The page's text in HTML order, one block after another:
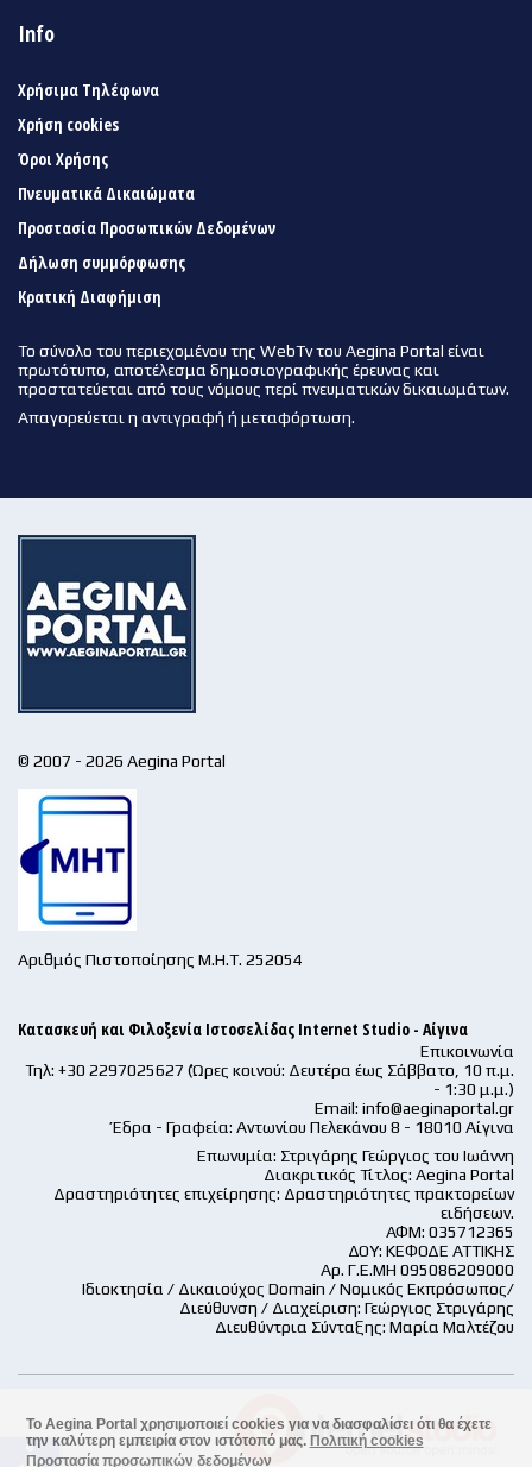
Το Aegina Portal χρησιμοποιεί cookies για να διασφαλίσει ότι θα έχετε
την καλύτερη εμπειρία στον ιστότοπό μας. Πολιτική cookies
Προστασία προσωπικών δεδομένων
Info
Χρήσιμα Τηλέφωνα
Χρήση cookies
Όροι Χρήσης
Πνευματικά Δικαιώματα
Προστασία Προσωπικών Δεδομένων
Δήλωση συμμόρφωσης
Κρατική Διαφήμιση
Το σύνολο του περιεχομένου της WebTv του Aegina Portal είναι
πρωτότυπο, αποτέλεσμα δημοσιογραφικής έρευνας και
προστατεύεται από τους νόμους περί πνευματικών δικαιωμάτων.
Απαγορεύεται η αντιγραφή ή μεταφόρτωση.
© 2007 - 2026 Aegina Portal
Αριθμός Πιστοποίησης Μ.Η.Τ. 252054
Κατασκευή και Φιλοξενία Ιστοσελίδας Internet Studio - Αίγινα
Επικοινωνία
Τηλ: +30 2297025627 (Ώρες κοινού: Δευτέρα έως Σάββατο, 10 π.μ.
- 1:30 μ.μ.)
Email: info@aeginaportal.gr
Έδρα - Γραφεία: Αντωνίου Πελεκάνου 8 - 18010 Αίγινα
Επωνυμία: Στριγάρης Γεώργιος του Ιωάννη
Διακριτικός Τίτλος: Aegina Portal
Δραστηριότητες επιχείρησης: Δραστηριότητες πρακτορείων
ειδήσεων.
ΑΦΜ: 035712365
ΔΟΥ: ΚΕΦΟΔΕ ΑΤΤΙΚΗΣ
Αρ. Γ.Ε.ΜΗ 095086209000
Ιδιοκτησία / Δικαιούχος Domain / Νομικός Εκπρόσωπος/
Διεύθυνση / Διαχείριση: Γεώργιος Στριγάρης
Διευθύντρια Σύνταξης: Μαρία Μαλτέζου